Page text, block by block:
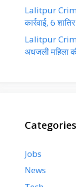
Lalitpur
कार्रवाई, 6
Lalitpur
अधजली महिला
Categories
Jobs
News